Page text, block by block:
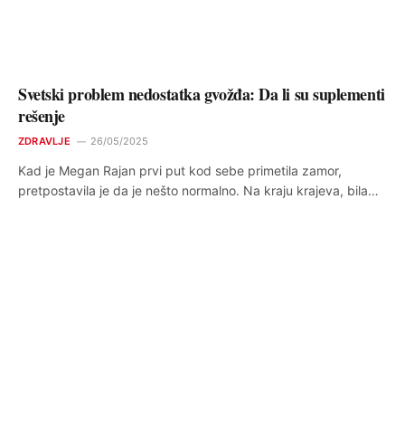
Svetski problem nedostatka gvožđa: Da li su suplementi
rešenje
ZDRAVLJE 26/05/2025
Kad je Megan Rajan prvi put kod sebe primetila zamor,
pretpostavila je da je nešto normalno. Na kraju krajeva, bila…